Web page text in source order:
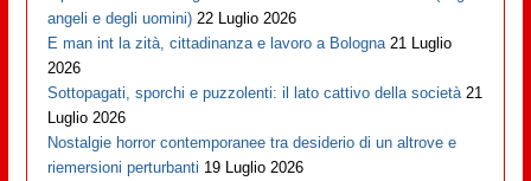
angeli e degli uomini) 22 Luglio 2026
E man int la zità, cittadinanza e lavoro a Bologna 21 Luglio
2026
Sottopagati, sporchi e puzzolenti: il lato cattivo della società 21
Luglio 2026
Nostalgie horror contemporanee tra desiderio di un altrove e
riemersioni perturbanti 19 Luglio 2026